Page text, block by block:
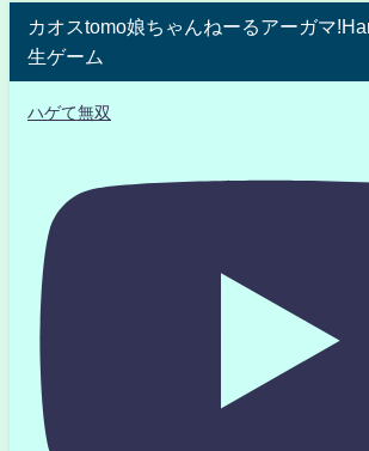
カオスtomo娘ちゃんねーるアーガマ
生ゲーム
ハゲて無双